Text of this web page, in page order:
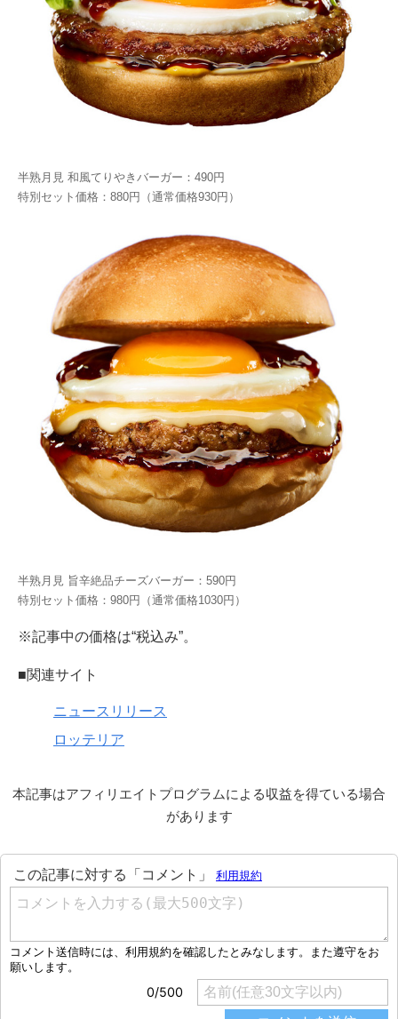
半熟月見 和風てりやきバーガー：490円
特別セット価格：880円（通常価格930円）
半熟月見 旨辛絶品チーズバーガー：590円
特別セット価格：980円（通常価格1030円）
※記事中の価格は“税込み”。
■関連サイト
ニュースリリース
ロッテリア
本記事はアフィリエイトプログラムによる収益を得ている場合
があります